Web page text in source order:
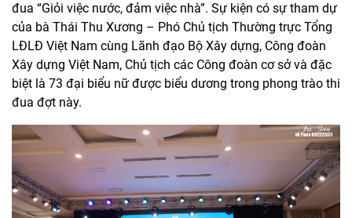
đua “Giỏi việc nước, đảm việc nhà”. Sự kiện có sự tham dự
của bà Thái Thu Xương – Phó Chủ tịch Thường trực Tổng
LĐLĐ Việt Nam cùng Lãnh đạo Bộ Xây dựng, Công đoàn
Xây dựng Việt Nam, Chủ tịch các Công đoàn cơ sở và đặc
biệt là 73 đại biểu nữ được biểu dương trong phong trào thi
đua đợt này.